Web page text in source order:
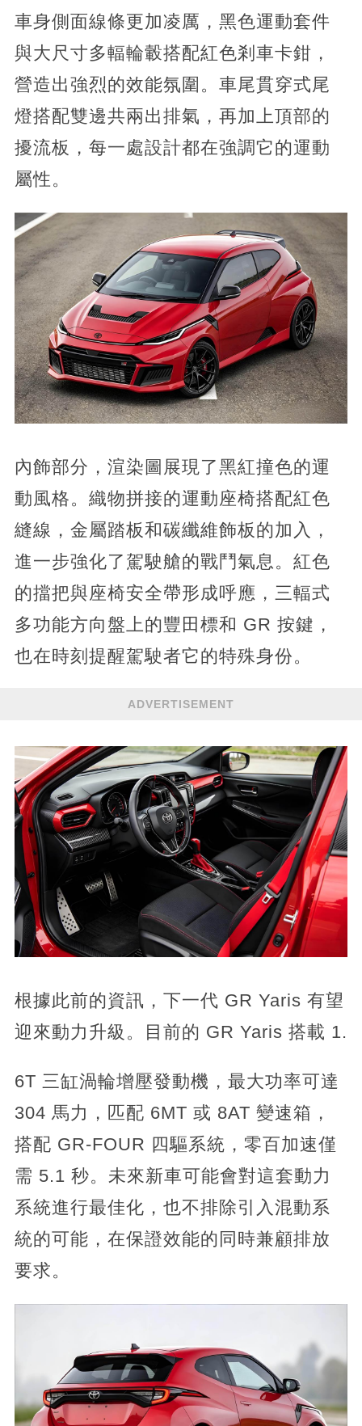
車身側面線條更加凌厲，黑色運動套件
與大尺寸多輻輪轂搭配紅色剎車卡鉗，
營造出強烈的效能氛圍。車尾貫穿式尾
燈搭配雙邊共兩出排氣，再加上頂部的
擾流板，每一處設計都在強調它的運動
屬性。
內飾部分，渲染圖展現了黑紅撞色的運
動風格。織物拼接的運動座椅搭配紅色
縫線，金屬踏板和碳纖維飾板的加入，
進一步強化了駕駛艙的戰鬥氣息。紅色
的擋把與座椅安全帶形成呼應，三輻式
多功能方向盤上的豐田標和 GR 按鍵，
也在時刻提醒駕駛者它的特殊身份。
ADVERTISEMENT
根據此前的資訊，下一代 GR Yaris 有望
迎來動力升級。目前的 GR Yaris 搭載 1.
6T 三缸渦輪增壓發動機，最大功率可達
304 馬力，匹配 6MT 或 8AT 變速箱，
搭配 GR-FOUR 四驅系統，零百加速僅
需 5.1 秒。未來新車可能會對這套動力
系統進行最佳化，也不排除引入混動系
統的可能，在保證效能的同時兼顧排放
要求。